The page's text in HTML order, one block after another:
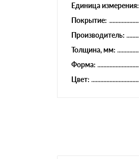
Единица измерения:
Покрытие:
Производитель:
Толщина, мм:
Форма:
Цвет: